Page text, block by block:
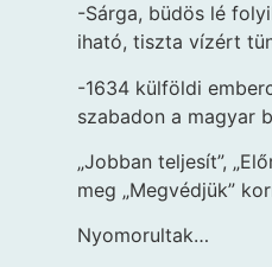
-Sárga, büdös lé
iható, tiszta vízért
-1634 külföldi
szabadon a magyar
„Jobban teljesít”,
meg „Megvédjük”
Nyomorultak…